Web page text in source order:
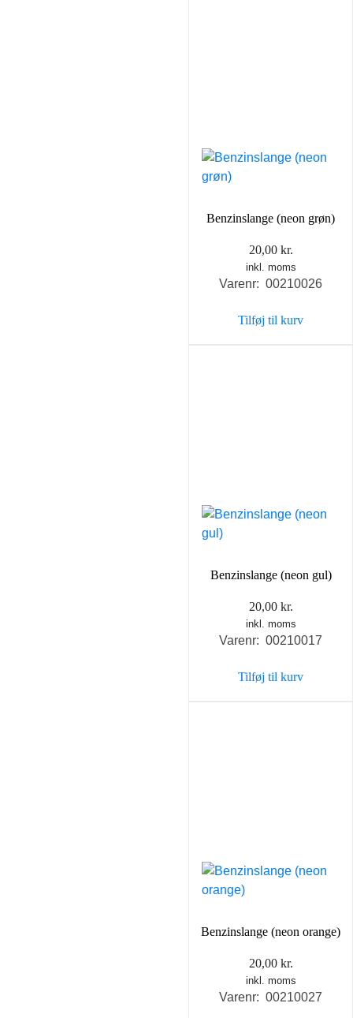
Benzinslange (neon grøn)
20,00 kr.
inkl. moms
Varenr: 00210026
Tilføj til kurv
Benzinslange (neon gul)
20,00 kr.
inkl. moms
Varenr: 00210017
Tilføj til kurv
Benzinslange (neon orange)
20,00 kr.
inkl. moms
Varenr: 00210027